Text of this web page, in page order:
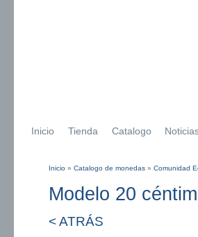
Inicio Tienda Catalogo
Inicio » Catalogo de monedas » Comunidad
Modelo 20
< ATRÁS